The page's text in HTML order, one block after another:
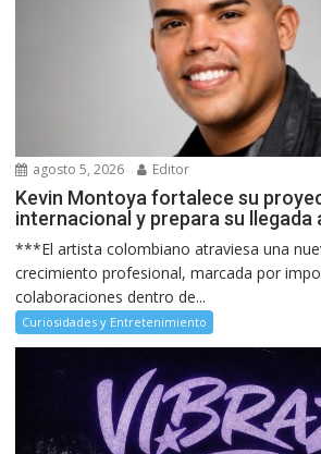
agosto 5, 2026 Editor
Kevin Montoya fortalece su
internacional y prepara su llegada
***El artista colombiano atraviesa una
crecimiento profesional, marcada por
colaboraciones dentro de...
Curiosidades y Entretenimiento